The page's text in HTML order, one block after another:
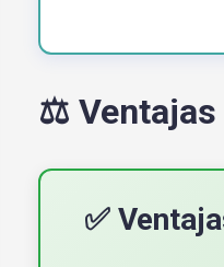
⚖️ Ventajas
✅